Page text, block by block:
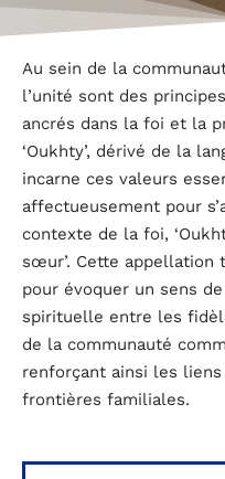
Au sein de la
l’unité sont des
ancrés dans la foi et la
‘Oukhty’, dérivé de la
incarne ces valeurs
affectueusement pour
contexte de la foi,
sœur’. Cette appellation
pour évoquer un sens
spirituelle entre les
de la communauté
renforçant ainsi les
frontières familiales.